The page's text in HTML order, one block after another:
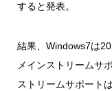
すると発表。
結果、Windows7は
メインストリームサ
ストリームサポート